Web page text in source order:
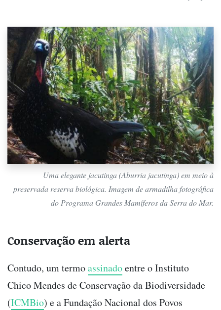
Uma elegante jacutinga (Aburria jacutinga) em meio à
preservada reserva biológica. Imagem de armadilha fotográfica
do Programa Grandes Mamíferos da Serra do Mar.
Conservação em alerta
Contudo, um termoassinadoentre o Instituto
Chico Mendes de Conservação da Biodiversidade
(ICMBio) e a Fundação Nacional dos Povos